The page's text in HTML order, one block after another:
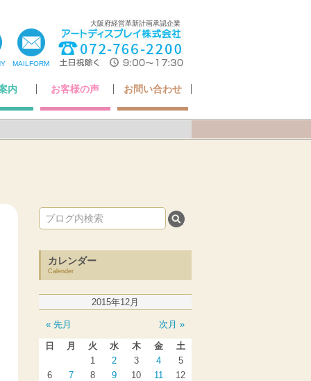
大阪府経営革新計画承認企業
MAILFORM
内 お客様の声 お問い合わせ
カレンダー
Calender
2015年12月
« 先月 次月 »
日 月 火 水 木 金
土
1
2 3 4
5
6
7 8 9 10 11
12